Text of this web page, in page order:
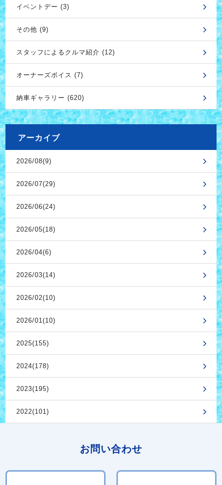
イベントデー (3)
その他 (9)
スタッフによるクルマ紹介 (12)
オーナーズボイス (7)
納車ギャラリー (620)
アーカイブ
2026/08(9)
2026/07(29)
2026/06(24)
2026/05(18)
2026/04(6)
2026/03(14)
2026/02(10)
2026/01(10)
2025(155)
2024(178)
2023(195)
2022(101)
お問い合わせ